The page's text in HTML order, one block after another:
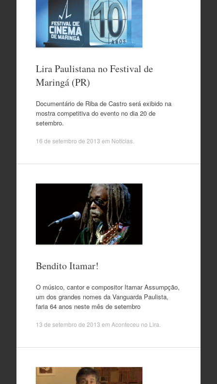
Lira Paulistana no Festival de
Maringá (PR)
Documentário de Riba de Castro será exibido na
mostra competitiva do evento no dia 20 de
setembro.
16 de setembro de 2013 em Notícias.
Bendito Itamar!
O músico, cantor e compositor Itamar Assumpção,
um dos grandes nomes da Vanguarda Paulista,
faria 64 anos neste mês de setembro
13 de setembro de 2013 em Aconteceu no Lira